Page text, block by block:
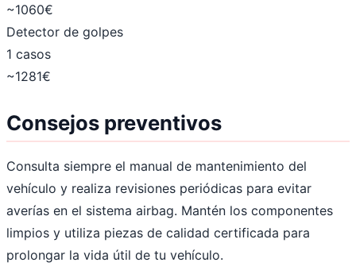
~1060€
Detector de golpes
1 casos
~1281€
Consejos preventivos
Consulta siempre el manual de mantenimiento del
vehículo y realiza revisiones periódicas para evitar
averías en el sistema airbag. Mantén los componentes
limpios y utiliza piezas de calidad certificada para
prolongar la vida útil de tu vehículo.